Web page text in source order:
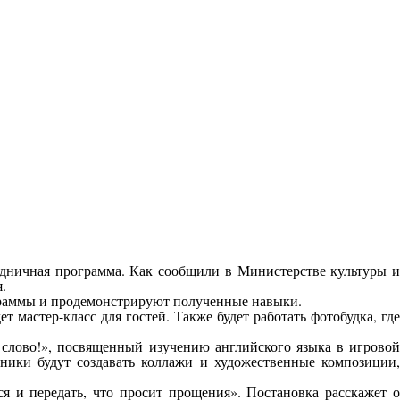
программа. Как сообщили в Министерстве культуры и
и продемонстрируют полученные навыки.
класс для гостей. Также будет работать фотобудка, где
посвященный изучению английского языка в игровой
будут создавать коллажи и художественные композиции,
и передать, что просит прощения». Постановка расскажет о